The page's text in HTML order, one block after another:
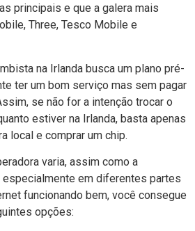
principais e que a galera mais
Three, Tesco Mobile e
na Irlanda busca um plano pré-
ter um bom serviço mas sem pagar
se não for a intenção trocar o
estiver na Irlanda, basta apenas
local e comprar um chip.
varia, assim como a
em diferentes partes
funcionando bem, você consegue
opções: